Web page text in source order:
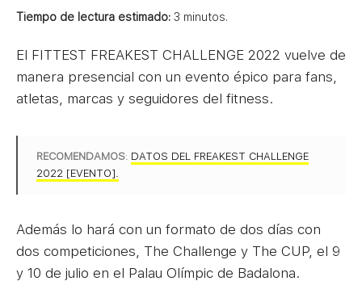
Tiempo de lectura estimado: 3 minutos.
El FITTEST FREAKEST CHALLENGE 2022 vuelve de
manera presencial con un evento épico para fans,
atletas, marcas y seguidores del fitness.
RECOMENDAMOS: DATOS DEL FREAKEST CHALLENGE
2022 [EVENTO].
Además lo hará con un formato de dos días con
dos competiciones, The Challenge y The CUP, el 9
y 10 de julio en el Palau Olímpic de Badalona.